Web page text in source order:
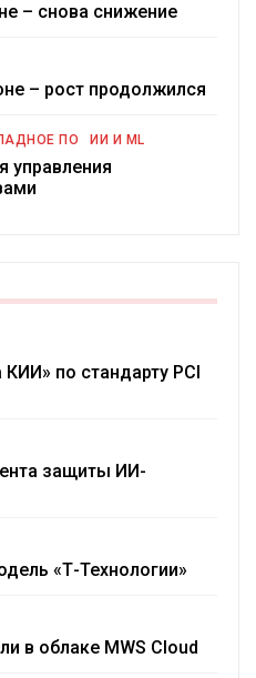
– снова снижение
– рост продолжился
ПО ИИ И ML
управления
по стандарту PCI
защиты ИИ-
«Т-Технологии»
в облаке MWS Cloud